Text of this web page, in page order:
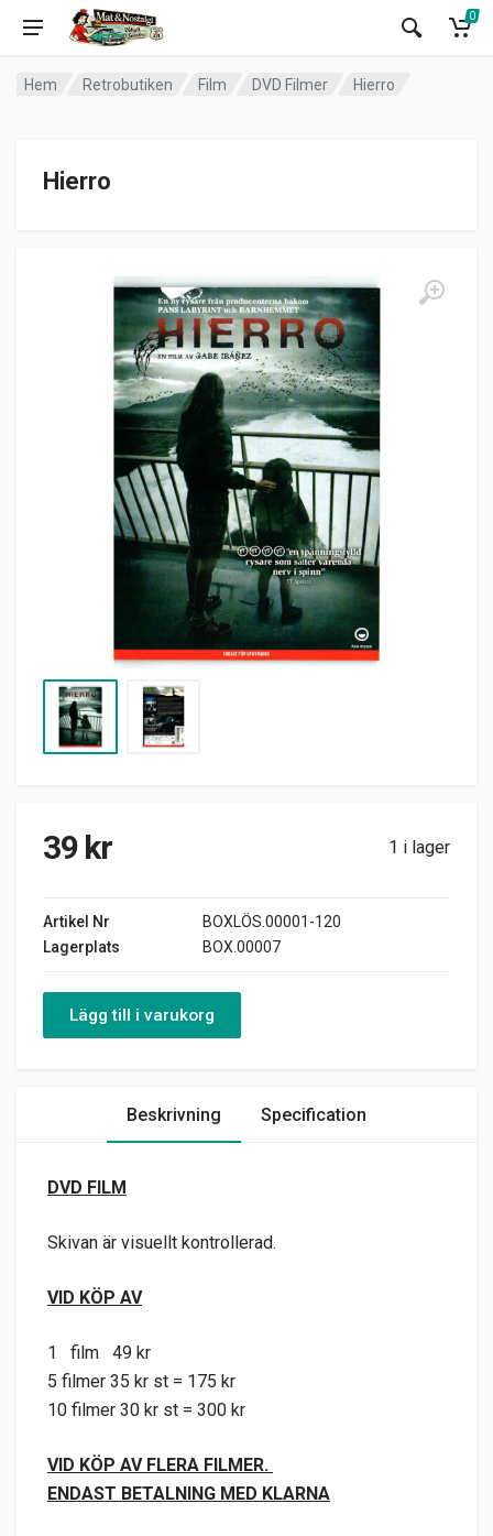
0
Hem Retrobutiken Film DVD Filmer Hierro
Hierro
39 kr 1 i lager
Artikel Nr
BOXLÖS.00001-120
Lagerplats
BOX.00007
Lägg till i varukorg
Beskrivning Specification
DVD FILM
Skivan är visuellt kontrollerad.
VID KÖP AV
1 film 49 kr
5 filmer 35 kr st = 175 kr
10 filmer 30 kr st = 300 kr
VID KÖP AV FLERA FILMER.
ENDAST BETALNING MED KLARNA